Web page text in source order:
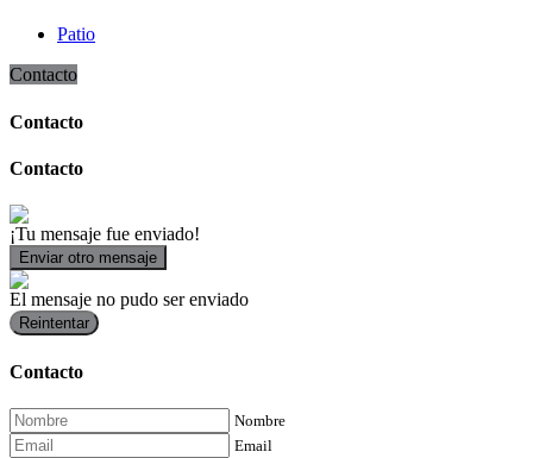
Patio
Contacto
Contacto
Contacto
¡Tu mensaje fue enviado!
Enviar otro mensaje
El mensaje no pudo ser enviado
Reintentar
Contacto
Nombre
Email